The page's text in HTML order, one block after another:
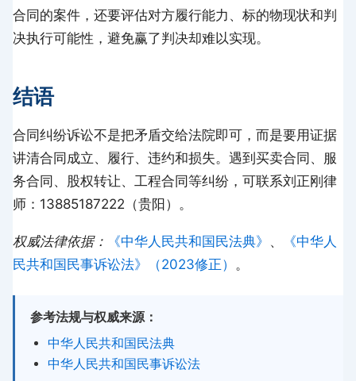
合同的案件，还要评估对方履行能力、标的物现状和判
决执行可能性，避免赢了判决却难以实现。
结语
合同纠纷诉讼不是把矛盾交给法院即可，而是要用证据
讲清合同成立、履行、违约和损失。遇到买卖合同、服
务合同、股权转让、工程合同等纠纷，可联系刘正刚律
师：13885187222（贵阳）。
权威法律依据： 《中华人民共和国民法典》 、
《中华人
民共和国民事诉讼法》（2023修正） 。
参考法规与权威来源：
中华人民共和国民法典
中华人民共和国民事诉讼法